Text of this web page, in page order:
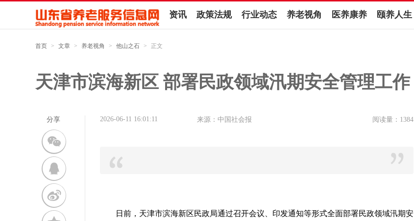
资讯 政策法规 行业动态 养老视角 医养康养 颐养人生
首页 > 文章 > 养老视角 > 他山之石 > 正文
天津市滨海新区 部署民政领域汛期安全管理工作
分享 2026-06-11 16:01:11 来源：中国社会报 阅读量： 1384
日前，天津市滨海新区民政局通过召开会议、印发通知等形式全面部署民政领域汛期安